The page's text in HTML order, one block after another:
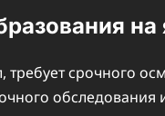
на
срочного